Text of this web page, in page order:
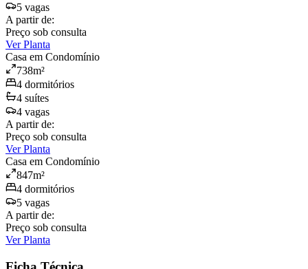
5 vagas
A partir de:
Preço sob consulta
Ver Planta
Casa em Condomínio
738m²
4 dormitórios
4 suítes
4 vagas
A partir de:
Preço sob consulta
Ver Planta
Casa em Condomínio
847m²
4 dormitórios
5 vagas
A partir de:
Preço sob consulta
Ver Planta